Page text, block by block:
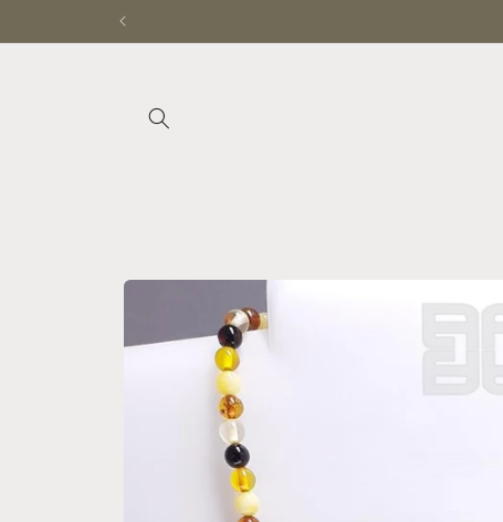
directamente
al contenido
directamente
información
del producto